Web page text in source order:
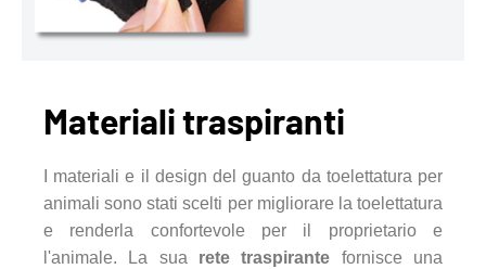
Materiali traspiranti
I materiali e il design del guanto da toelettatura per
animali sono stati scelti per migliorare la toelettatura
e renderla confortevole per il proprietario e
l'animale. La sua rete traspirante fornisce una